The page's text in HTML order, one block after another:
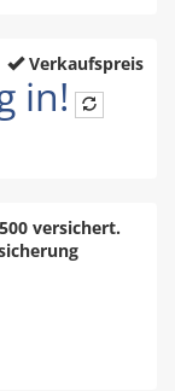
Verkaufspreis
in!
versichert.